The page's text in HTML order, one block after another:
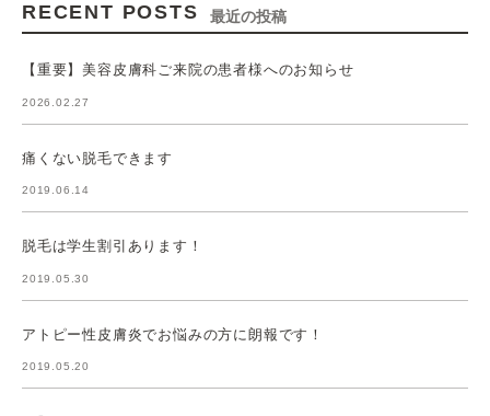
RECENT POSTS 最近の投稿
【重要】美容皮膚科ご来院の患者様へのお知らせ
2026.02.27
痛くない脱毛できます
2019.06.14
脱毛は学生割引あります！
2019.05.30
アトピー性皮膚炎でお悩みの方に朗報です！
2019.05.20